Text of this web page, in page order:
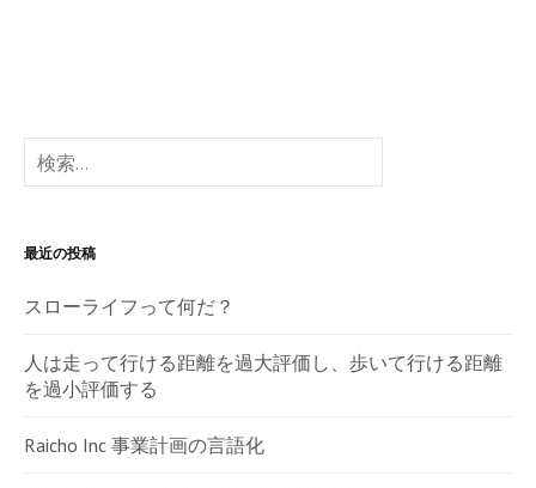
検
索:
最近の投稿
スローライフって何だ？
人は走って行ける距離を過大評価し、歩いて行ける距離
を過小評価する
Raicho Inc 事業計画の言語化